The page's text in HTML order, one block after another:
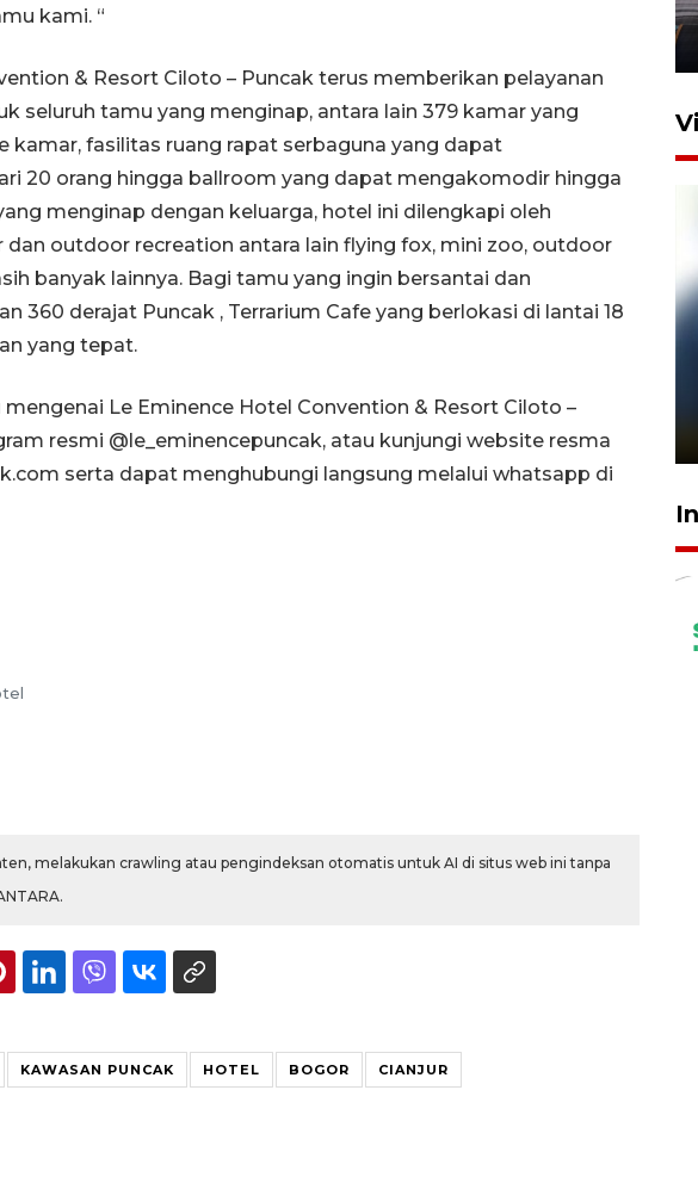
kami. “
& Resort Ciloto – Puncak terus memberikan pelayanan
seluruh tamu yang menginap, antara lain 379 kamar yang
kamar, fasilitas ruang rapat serbaguna yang dapat
20 orang hingga ballroom yang dapat mengakomodir hingga
menginap dengan keluarga, hotel ini dilengkapi oleh
outdoor recreation antara lain flying fox, mini zoo, outdoor
banyak lainnya. Bagi tamu yang ingin bersantai dan
360 derajat Puncak , Terrarium Cafe yang berlokasi di lantai 18
yang tepat.
Le Eminence Hotel Convention & Resort Ciloto –
resmi @le_eminencepuncak, atau kunjungi website resma
serta dapat menghubungi langsung melalui whatsapp di
melakukan crawling atau pengindeksan otomatis untuk AI di situs web ini tanpa
KAWASAN PUNCAK HOTEL BOGOR CIANJUR
sampai 8 tahan?
1 Juni 2026 05:47